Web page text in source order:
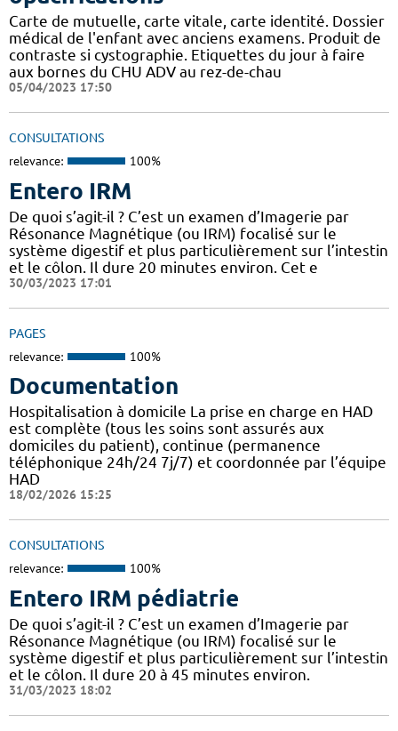
Carte de mutuelle, carte vitale, carte identité. Dossier
médical de l'enfant avec anciens examens. Produit de
contraste si cystographie. Etiquettes du jour à faire
aux bornes du CHU ADV au rez-de-chau
05/04/2023 17:50
CONSULTATIONS
relevance: 100%
Entero IRM
De quoi s’agit-il ? C’est un examen d’Imagerie par
Résonance Magnétique (ou IRM) focalisé sur le
système digestif et plus particulièrement sur l’intestin
et le côlon. Il dure 20 minutes environ. Cet e
30/03/2023 17:01
PAGES
relevance: 100%
Documentation
Hospitalisation à domicile La prise en charge en HAD
est complète (tous les soins sont assurés aux
domiciles du patient), continue (permanence
téléphonique 24h/24 7j/7) et coordonnée par l’équipe
HAD
18/02/2026 15:25
CONSULTATIONS
relevance: 100%
Entero IRM pédiatrie
De quoi s’agit-il ? C’est un examen d’Imagerie par
Résonance Magnétique (ou IRM) focalisé sur le
système digestif et plus particulièrement sur l’intestin
et le côlon. Il dure 20 à 45 minutes environ.
31/03/2023 18:02